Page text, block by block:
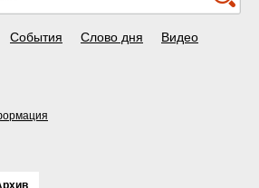
События Слово дня Видео